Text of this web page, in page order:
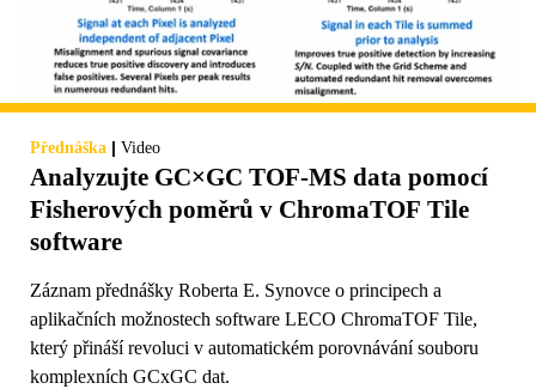
Přednáška | Video
Analyzujte GC×GC TOF-MS data pomocí
Fisherových poměrů v ChromaTOF Tile
software
Záznam přednášky Roberta E. Synovce o principech a
aplikačních možnostech software LECO ChromaTOF Tile,
který přináší revoluci v automatickém porovnávání souboru
komplexních GCxGC dat.